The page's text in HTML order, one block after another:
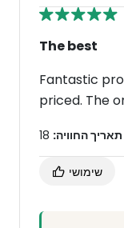
The best
Fantastic
priced. The
תאריך החוויה:
שימושי